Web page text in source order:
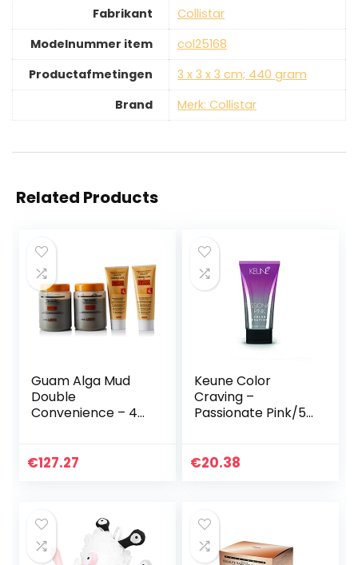
Fabrikant
‎Collistar
Modelnummer item
‎col25168
Productafmetingen
‎3 x 3 x 3 cm; 440 gram
Brand
Merk: Collistar
Related Products
Guam Alga Mud
Double
Convenience – 4
750 ml + 2
€127.27
Keune Color
Craving –
Passionate Pink/5.1
€20.38